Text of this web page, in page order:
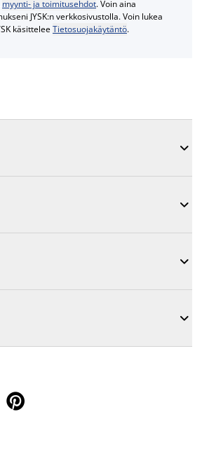
myynti- ja toimitusehdot. Voin aina
JYSK:n verkkosivustolla. Voin lukea
käsitteleeTietosuojakäytäntö.




